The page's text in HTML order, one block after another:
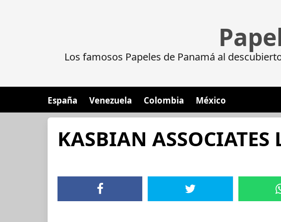
Los famosos Papeles de Panamá al
España Venezuela Colombia México
KASBIAN